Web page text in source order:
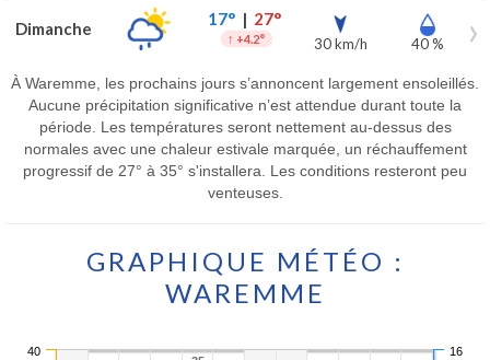
Dimanche 17°| 27°
↑ +4.2° 30 km/h 40 %
À Waremme, les prochains jours s’annoncent largement ensoleillés.
Aucune précipitation significative n’est attendue durant toute la
période. Les températures seront nettement au-dessus des
normales avec une chaleur estivale marquée, un réchauffement
progressif de 27° à 35° s'installera. Les conditions resteront peu
venteuses.
GRAPHIQUE MÉTÉO :
WAREMME
40 16